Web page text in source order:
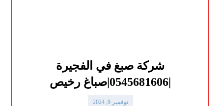
شركة صبغ في الفجيرة
|0545681606|صباغ رخيص
نوفمبر 9, 2024